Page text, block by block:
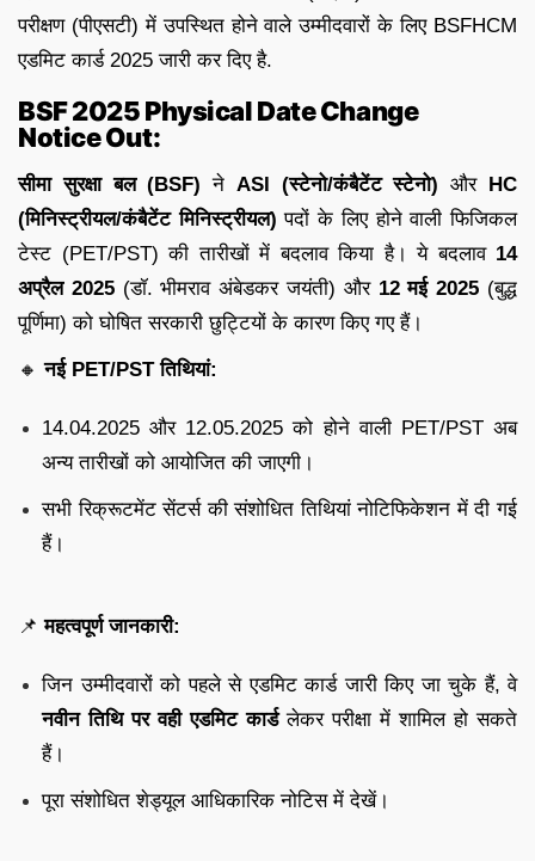
परीक्षण (पीएसटी) में उपस्थित होने वाले उम्मीदवारों के लिए BSFHCM
एडमिट कार्ड 2025 जारी कर दिए है.
BSF 2025 Physical Date Change
Notice Out:
सीमा सुरक्षा बल (BSF) ने ASI (स्टेनो/कंबैटेंट स्टेनो) और HC
(मिनिस्ट्रीयल/कंबैटेंट मिनिस्ट्रीयल) पदों के लिए होने वाली फिजिकल
टेस्ट (PET/PST) की तारीखों में बदलाव किया है। ये बदलाव 14
अप्रैल 2025(डॉ. भीमराव अंबेडकर जयंती) और 12 मई 2025 (बुद्ध
पूर्णिमा) को घोषित सरकारी छुट्टियों के कारण किए गए हैं।
🔸नई PET/PST तिथियां:
14.04.2025 और 12.05.2025 को होने वाली PET/PST अब
अन्य तारीखों को आयोजित की जाएगी।
सभी रिक्रूटमेंट सेंटर्स की संशोधित तिथियां नोटिफिकेशन में दी गई
हैं।
📌महत्वपूर्ण जानकारी:
जिन उम्मीदवारों को पहले से एडमिट कार्ड जारी किए जा चुके हैं, वे
नवीन तिथि पर वही एडमिट कार्डलेकर परीक्षा में शामिल हो सकते
हैं।
पूरा संशोधित शेड्यूल आधिकारिक नोटिस में देखें।